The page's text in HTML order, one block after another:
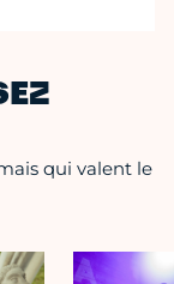
qui valent le